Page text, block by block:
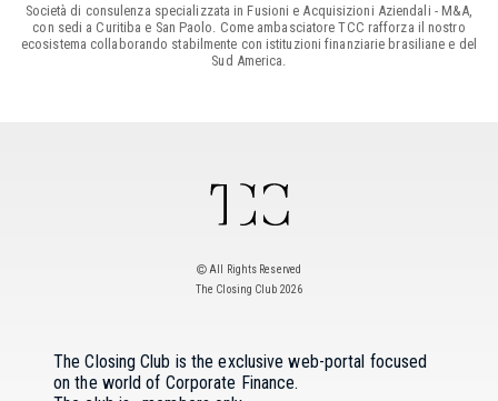
Società di consulenza specializzata in Fusioni e Acquisizioni Aziendali - M&A,
con sedi a Curitiba e San Paolo. Come ambasciatore TCC rafforza il nostro
ecosistema collaborando stabilmente con istituzioni finanziarie brasiliane e del
Sud America.
All Rights Reserved
The Closing Club 2026
The Closing Club is the exclusive web-portal focused
on the world of Corporate Finance.